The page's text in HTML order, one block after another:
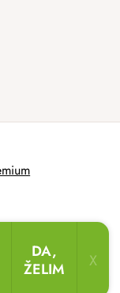
sada uz popust
DA,
ŽELIM
X